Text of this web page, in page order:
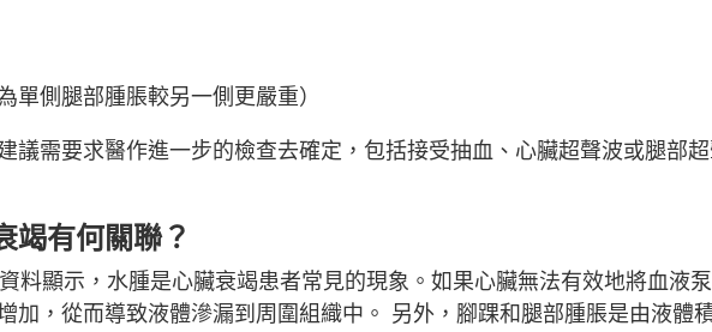
單側腿部腫脹較另一側更嚴重）
議需要求醫作進一步的檢查去確定，包括接受抽血、心臟超聲波或腿部
竭有何關聯？
料顯示，水腫是心臟衰竭患者常見的現象。如果心臟無法有效地將血液
加，從而導致液體滲漏到周圍組織中。 另外，腳踝和腿部腫脹是由液體